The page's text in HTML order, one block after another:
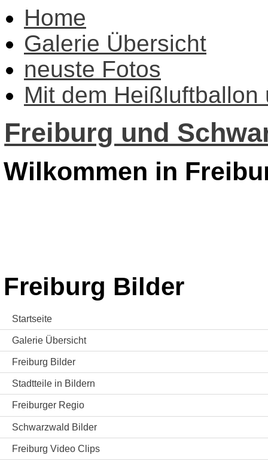
Home
Galerie Übersicht
neuste Fotos
Mit dem Heißluftballon
Freiburg und
Wilkommen in
Freiburg Bilder
Startseite
Galerie Übersicht
Freiburg Bilder
Stadtteile in Bildern
Freiburger Regio
Schwarzwald Bilder
Freiburg Video Clips